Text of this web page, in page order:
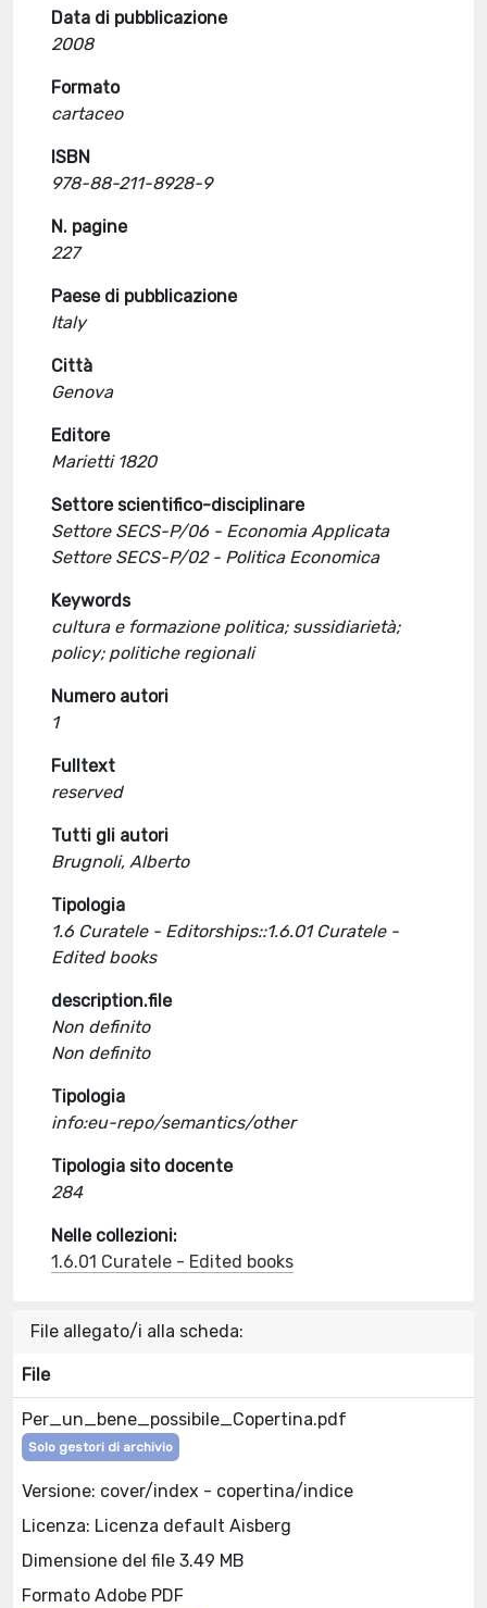
Data di pubblicazione
2008
Formato
cartaceo
ISBN
978-88-211-8928-9
N. pagine
227
Paese di pubblicazione
Italy
Città
Genova
Editore
Marietti 1820
Settore scientifico-disciplinare
Settore SECS-P/06 - Economia Applicata
Settore SECS-P/02 - Politica Economica
Keywords
cultura e formazione politica; sussidiarietà;
policy; politiche regionali
Numero autori
1
Fulltext
reserved
Tutti gli autori
Brugnoli, Alberto
Tipologia
1.6 Curatele - Editorships::1.6.01 Curatele -
Edited books
description.file
Non definito
Non definito
Tipologia
info:eu-repo/semantics/other
Tipologia sito docente
284
Nelle collezioni:
1.6.01 Curatele - Edited books
File allegato/i alla scheda:
File
Per_un_bene_possibile_Copertina.pdf
Solo gestori di archivio
Versione: cover/index - copertina/indice
Licenza: Licenza default Aisberg
Dimensione del file 3.49 MB
Formato Adobe PDF